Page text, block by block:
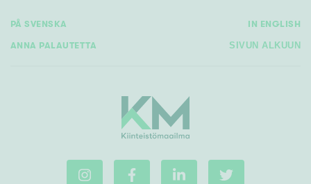
Uudiskohteet
Vain uudiskohteet Ei uudiskohteita
PÅ SVENSKA IN ENGLISH
ANNA PALAUTETTA SIVUN ALKUUN